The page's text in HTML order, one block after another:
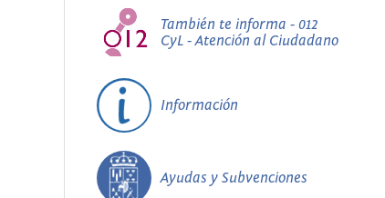
También te informa - 012
CyL - Atención al Ciudadano
Información
Ayudas y Subvenciones